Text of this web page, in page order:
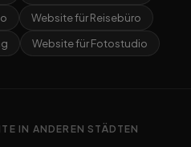
Website für Reisebüro
Website für Fotostudio
IN ANDEREN STÄDTEN